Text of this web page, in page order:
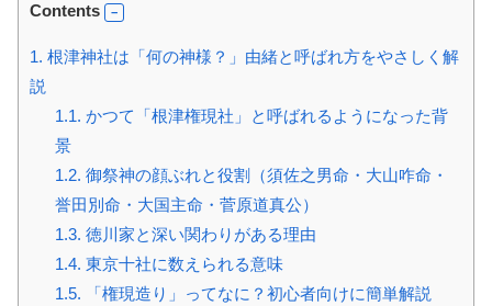
Contents
1. 根津神社は「何の神様？」由緒と呼ばれ方をやさしく解
説
1.1. かつて「根津権現社」と呼ばれるようになった背
景
1.2. 御祭神の顔ぶれと役割（須佐之男命・大山咋命・
誉田別命・大国主命・菅原道真公）
1.3. 徳川家と深い関わりがある理由
1.4. 東京十社に数えられる意味
1.5. 「権現造り」ってなに？初心者向けに簡単解説